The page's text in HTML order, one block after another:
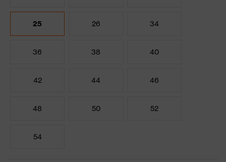
25 26 34
36 38 40
42 44 46
48 50 52
54